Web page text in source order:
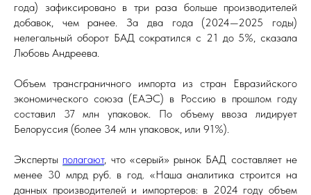
года) зафиксировано в три раза больше производителей
добавок, чем ранее. За два года (2024—2025 годы)
нелегальный оборот БАД сократился с 21 до 5%, сказала
Любовь Андреева.
Объем трансграничного импорта из стран Евразийского
экономического союза (ЕАЭС) в Россию в прошлом году
составил 37 млн упаковок. По объему ввоза лидирует
Белоруссия (более 34 млн упаковок, или 91%).
Экспертыполагают, что «серый» рынок БАД составляет не
менее 30 млрд руб. в год. «Наша аналитика строится на
данных производителей и импортеров: в 2024 году объем